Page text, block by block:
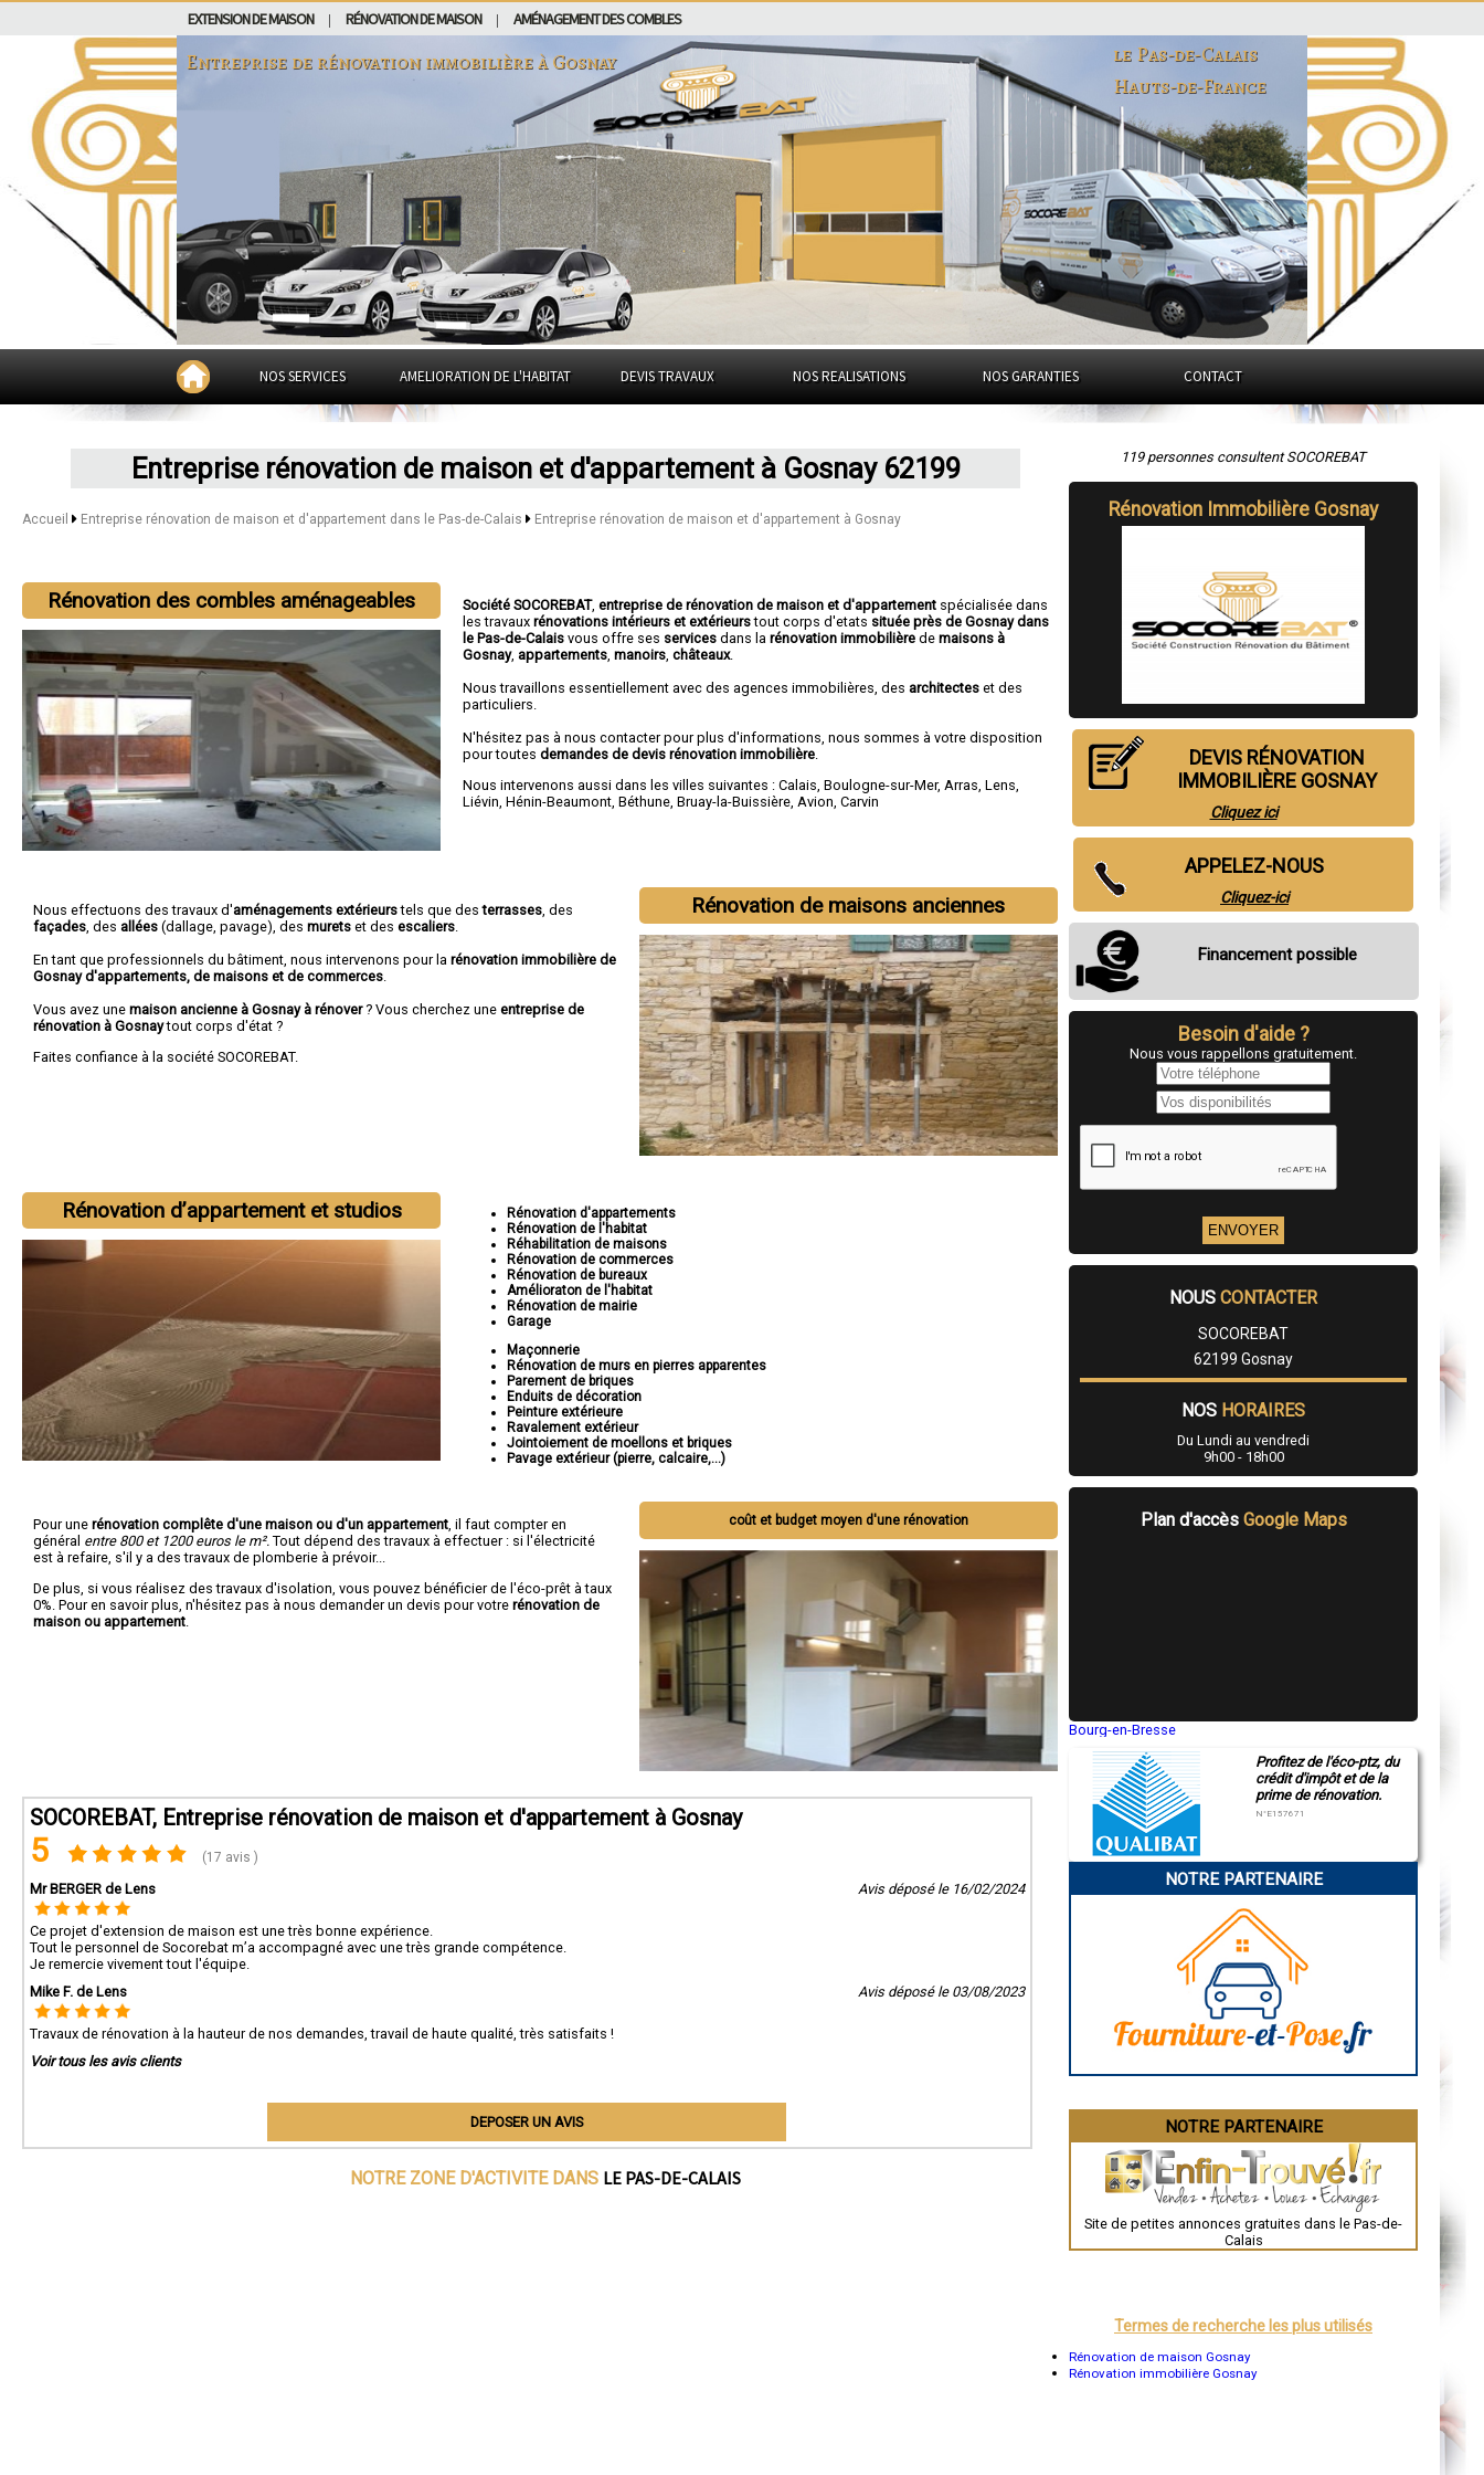
EXTENSION DE MAISON RÉNOVATION DE MAISON AMÉNAGEMENT DES COMBLES
Entreprise de rénovation immobilière àGosnay
le Pas-de-Calais
Hauts-de-France
NOS SERVICES AMELIORATION DE L'HABITAT DEVIS TRAVAUX NOS REALISATIONS NOS GARANTIES CONTACT
Entreprise rénovation de maison et d'appartement à Gosnay 62199
Accueil Entreprise rénovation de maison et d'appartement dans le Pas-de-Calais Entreprise rénovation de maison et d'appartement à Gosnay
Rénovation des combles aménageables Société SOCOREBAT,entreprise de rénovation de maison et d'appartement spécialisée dans
les travauxrénovations intérieurs et extérieurstout corps d'etats située près de Gosnay dans
le Pas-de-Calaisvous offre ses services dans larénovation immobilière demaisons à
Gosnay, appartements ,manoirs ,châteaux.
Nous travaillons essentiellement avec des agences immobilières, des architectes et des
particuliers.
N'hésitez pas à nous contacter pour plus d'informations, nous sommes à votre disposition
pour toutesdemandes de devis rénovation immobilière
Nous intervenons aussi dans les villes suivantes :Calais ,Boulogne-sur-Mer, Arras ,Lens
Liévin ,Hénin-Beaumont ,Béthune ,Bruay-la-Buissière Avion ,Carvin
Rénovation de maisons anciennes
Nous effectuons des travaux d'aménagements extérieurstels que desterrasses , des
façades , des allées (dallage, pavage), des murets et des escaliers
En tant que professionnels du bâtiment, nous intervenons pour la rénovation immobilière de
Gosnay d'appartements, de maisons et de commerces
Vous avez une maison ancienne à Gosnay à rénover? Vous cherchez une entreprise de
rénovation à Gosnaytout corps d'état ?
Faites confiance à la société SOCOREBAT.
Rénovation d’appartement et studios
Rénovation d'appartements
Rénovation de l'habitat
Réhabilitation de maisons
Rénovation de commerces
Rénovation de bureaux
Amélioraton de l'habitat
Rénovation de mairie
Garage
Maçonnerie
Rénovation de murs en pierres apparentes
Parement de briques
Enduits de décoration
Peinture extérieure
Ravalement extérieur
Jointoiement de moellons et briques
Pavage extérieur (pierre, calcaire,...)
coût et budget moyen d'une rénovation
Pour une rénovation complête d'une maison ou d'un appartement , il faut compter en
général entre 800 et 1200 euros le m². Tout dépend des travaux à effectuer : si l'électricité
est à refaire, s'il y a des travaux de plomberie à prévoir...
De plus, si vous réalisez des travaux d'isolation, vous pouvez bénéficier de l'éco-prêt à taux
0%. Pour en savoir plus, n'hésitez pas à nous demander un devis pour votre rénovation de
maison ou appartement
SOCOREBAT, Entreprise rénovation de maison et d'appartement à Gosnay
5 (17 avis )
Mr BERGER de Lens Avis déposé le 16/02/2024
Ce projet d'extension de maison est une très bonne expérience.
Tout le personnel de Socorebat m’a accompagné avec une très grande compétence.
Je remercie vivement tout l'équipe.
Mike F. de Lens
Avis déposé le 03/08/2023
Travaux de rénovation à la hauteur de nos demandes, travail de haute qualité, très satisfaits !
Voir tous les avis clients
DEPOSER UN AVIS
NOTRE ZONE D'ACTIVITE DANS LE PAS-DE-CALAIS
119 personnes consultent SOCOREBAT
Rénovation Immobilière Gosnay
DEVIS RÉNOVATION
IMMOBILIÈRE GOSNAY
Cliquez ici
APPELEZ-NOUS
Cliquez-ici
Financement possible
Besoin d'aide ?
Nous vous rappellons gratuitement.
NOUS CONTACTER
SOCOREBAT
62199 Gosnay
NOS HORAIRES
Du Lundi au vendredi
9h00 - 18h00
Plan d'accès Google Maps
Bourg-en-Bresse
Montluçon
Manosque
Gap
Charleville-Mézières
Pamiers
Narbonne
Brive-la-Gaillarde
Guéret
Besançon
Évreux
Chartres
Nîmes
Auch
Grenoble
Mont-de-Marsan
Blois
Profitez de l'éco-ptz, du
crédit d'impôt et de la
prime de rénovation.
N°E157671
NOTRE PARTENAIRE
NOTRE PARTENAIRE
Site de petites annonces gratuites dans le Pas-de-
Calais
Termes de recherche les plus utilisés
Rénovation de maison Gosnay
Rénovation immobilière Gosnay